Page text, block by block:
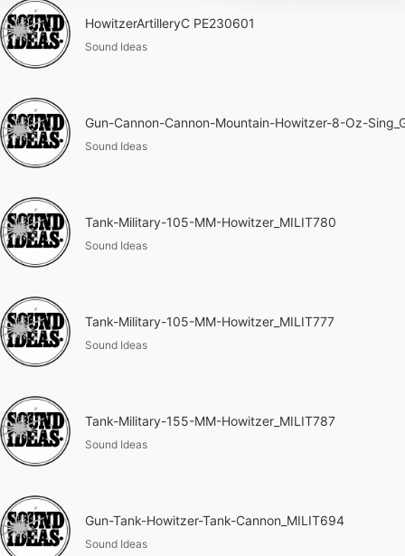
HowitzerArtilleryC PE230601
Sound Ideas
Gun-Cannon-Cannon-Mountain-Howitzer-8-Oz-
Sound Ideas
Tank-Military-105-MM-Howitzer_MILIT780
Sound Ideas
Tank-Military-105-MM-Howitzer_MILIT777
Sound Ideas
Tank-Military-155-MM-Howitzer_MILIT787
Sound Ideas
Gun-Tank-Howitzer-Tank-Cannon_MILIT694
Sound Ideas